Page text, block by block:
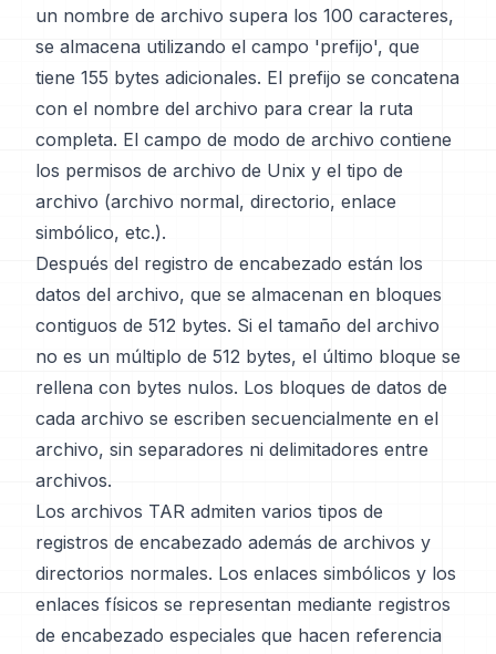
un nombre de archivo supera los 100 caracteres,
se almacena utilizando el campo 'prefijo', que
tiene 155 bytes adicionales. El prefijo se concatena
con el nombre del archivo para crear la ruta
completa. El campo de modo de archivo contiene
los permisos de archivo de Unix y el tipo de
archivo (archivo normal, directorio, enlace
simbólico, etc.).
Después del registro de encabezado están los
datos del archivo, que se almacenan en bloques
contiguos de 512 bytes. Si el tamaño del archivo
no es un múltiplo de 512 bytes, el último bloque se
rellena con bytes nulos. Los bloques de datos de
cada archivo se escriben secuencialmente en el
archivo, sin separadores ni delimitadores entre
archivos.
Los archivos TAR admiten varios tipos de
registros de encabezado además de archivos y
directorios normales. Los enlaces simbólicos y los
enlaces físicos se representan mediante registros
de encabezado especiales que hacen referencia